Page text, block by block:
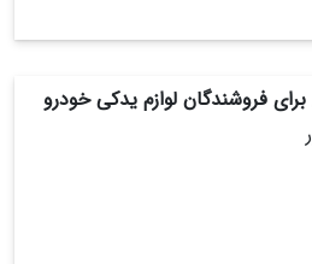
فروشندگان لوازم یدکی خودرو